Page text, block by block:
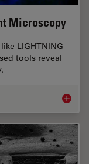
Microscopy
LIGHTNING
tools reveal
New